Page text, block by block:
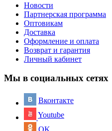
Новости
Партнерская программа
Оптовикам
Доставка
Оформление и оплата
Возврат и гарантия
Личный кабинет
Мы в социальных сетях
Вконтакте
Youtube